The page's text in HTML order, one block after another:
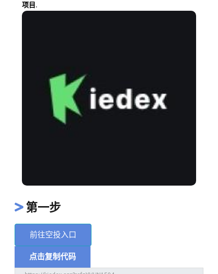
项目.
第一步
前往空投入口
点击复制代码